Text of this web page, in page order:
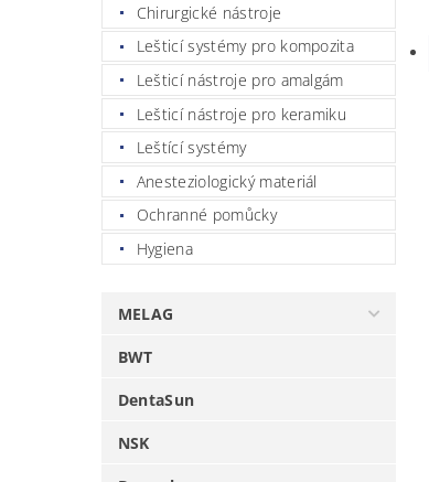
Chirurgické nástroje
Lešticí systémy pro kompozita
Lešticí nástroje pro amalgám
Lešticí nástroje pro keramiku
Leštící systémy
Anesteziologický materiál
Ochranné pomůcky
Hygiena
MELAG
BWT
DentaSun
NSK